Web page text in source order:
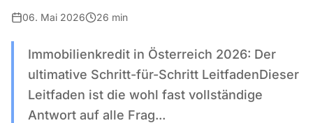
06. Mai 2026 26 min
Immobilienkredit in Österreich 2026: Der
ultimative Schritt-für-Schritt LeitfadenDieser
Leitfaden ist die wohl fast vollständige
Antwort auf alle Frag...